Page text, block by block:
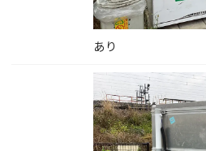
あり